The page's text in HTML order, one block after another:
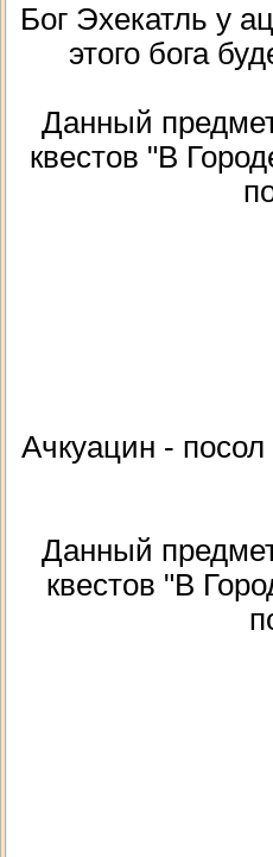
Бог Эхекатль у
этого бога
Данный
квестов "В
Ачкуацин -
Данный
квестов "В